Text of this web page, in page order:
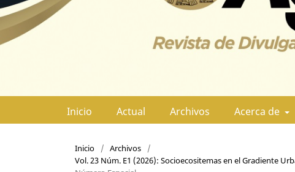
Inicio Actual Archivos Acerca de
Inicio / Archivos
/
Vol. 23 Núm. E1 (2026): Socioecositemas en el Gradiente